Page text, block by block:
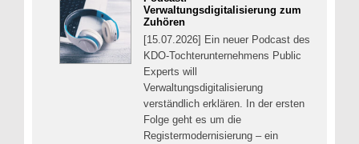
Verwaltungsdigitalisierung zum
Zuhören
[15.07.2026] Ein neuer Podcast des
KDO-Tochterunternehmens Public
Experts will
Verwaltungsdigitalisierung
verständlich erklären. In der ersten
Folge geht es um die
Registermodernisierung – ein